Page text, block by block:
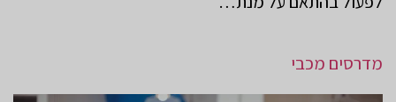
מדרסים מכבי